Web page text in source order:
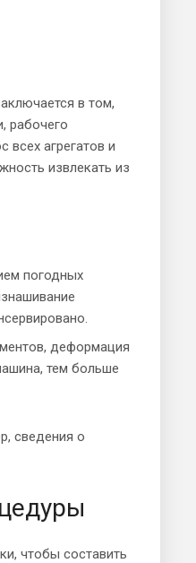
в том,
рабочего
всех агрегатов и
извлекать из
погодных
деформация
тем больше
сведения о
чтобы составить